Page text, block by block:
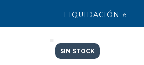
LIQUIDACIÓN ⭐
SIN STOCK